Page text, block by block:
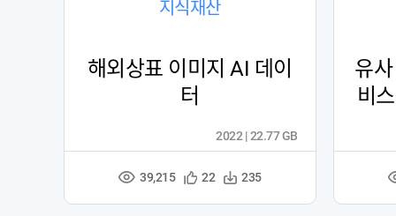
지식재산
해외상표 이미지 AI 데이
터
조
수
39,215
관
등
22
다
수
235
2022 | 22.77 GB
유
비